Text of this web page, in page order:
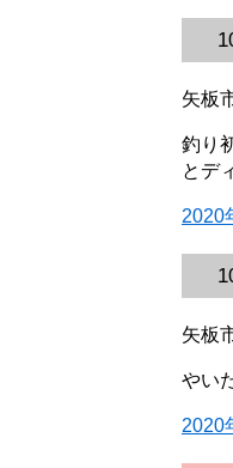
矢板
釣り
とデ
2020
矢板
やい
2020